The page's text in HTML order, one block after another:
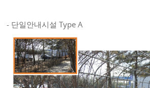
- 단일안내시설 Type A